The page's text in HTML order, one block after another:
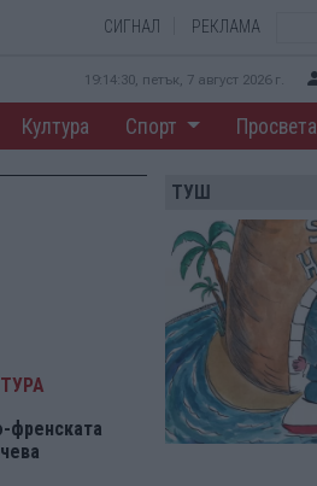
СИГНАЛ РЕКЛАМА
19:14:31, петък, 7 август 2026 г.
Култура Спорт Просвета
френската
ТУШ